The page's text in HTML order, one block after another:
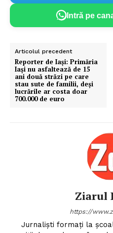
Intră pe
Articolul precedent
Reporter de Iași: Primăria
Iași nu asfaltează de 15
ani două străzi pe care
stau sute de familii, deși
lucrările ar costa doar
700.000 de euro
Ziarul
https://
Jurnalişti formaţi la